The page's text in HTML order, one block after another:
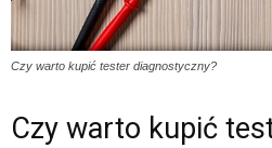
Czy warto kupić tester diagnostyczny?
Czy warto kupić